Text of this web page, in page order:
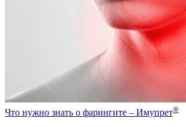
Что нужно знать о фарингите – Имупрет®